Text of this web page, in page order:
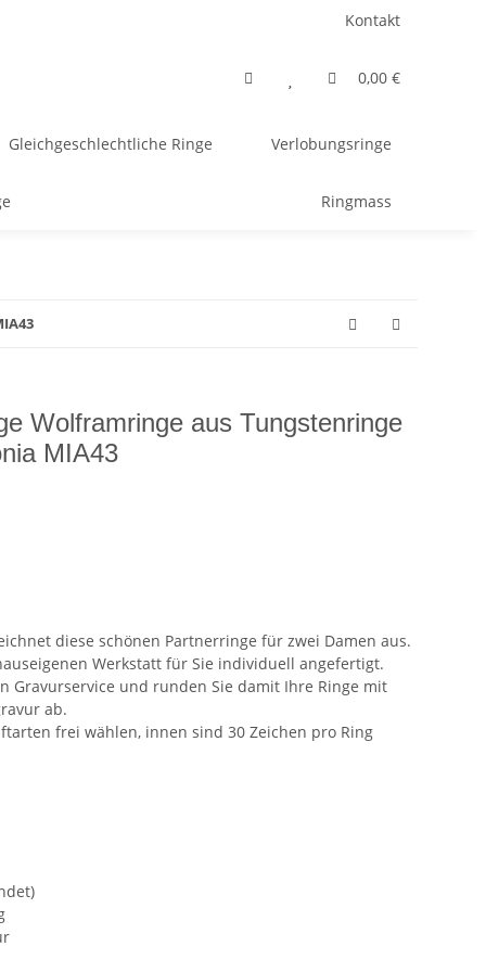
Kontakt
0,00 €
Gleichgeschlechtliche Ringe Verlobungsringe
Ringmass
Wolframringe aus Tungstenringe
MIA43
diese schönen Partnerringe für zwei Damen aus.
Werkstatt für Sie individuell angefertigt.
Gravurservice und runden Sie damit Ihre Ringe mit
ab.
frei wählen, innen sind 30 Zeichen pro Ring